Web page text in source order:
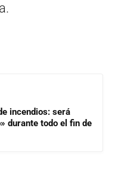
incendios: será
durante todo el fin de